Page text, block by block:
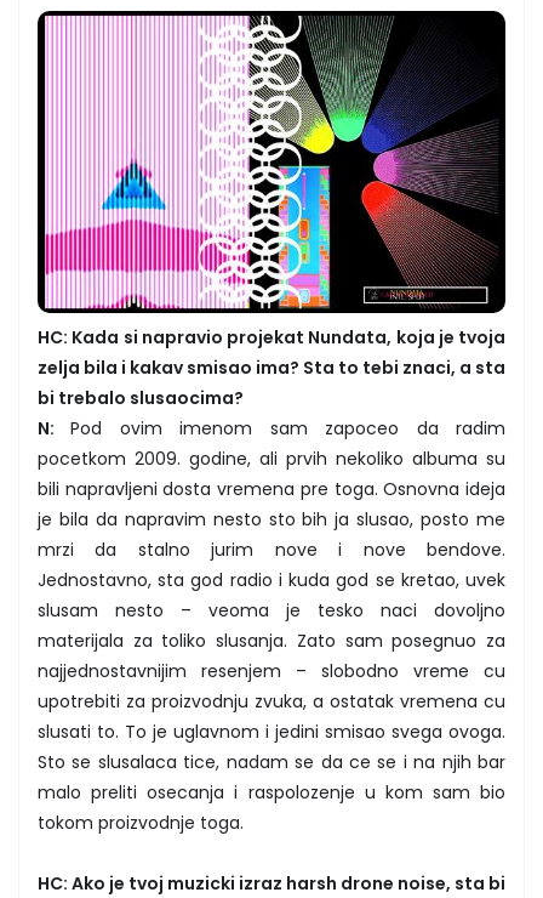
HC: Kada si napravio projekat Nundata, koja je tvoja
zelja bila i kakav smisao ima? Sta to tebi znaci, a sta
bi trebalo slusaocima?
N:Pod ovim imenom sam zapoceo da radim
pocetkom 2009. godine, ali prvih nekoliko albuma su
bili napravljeni dosta vremena pre toga. Osnovna ideja
je bila da napravim nesto sto bih ja slusao, posto me
mrzi da stalno jurim nove i nove bendove.
Jednostavno, sta god radio i kuda god se kretao, uvek
slusam nesto – veoma je tesko naci dovoljno
materijala za toliko slusanja. Zato sam posegnuo za
najjednostavnijim resenjem – slobodno vreme cu
upotrebiti za proizvodnju zvuka, a ostatak vremena cu
slusati to. To je uglavnom i jedini smisao svega ovoga.
Sto se slusalaca tice, nadam se da ce se i na njih bar
malo preliti osecanja i raspolozenje u kom sam bio
tokom proizvodnje toga.
HC: Ako je tvoj muzicki izraz harsh drone noise, sta bi